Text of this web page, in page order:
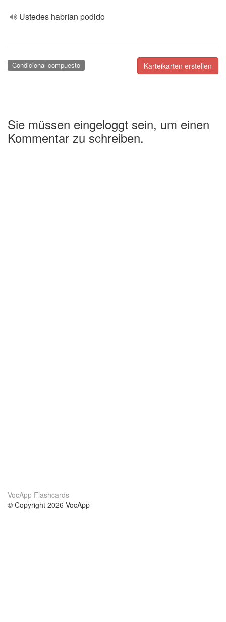
Ustedes habrían podido
Karteikarten erstellen
Condicional compuesto
Sie müssen eingeloggt sein, um einen
Kommentar zu schreiben.
VocApp Flashcards
© Copyright 2026 VocApp